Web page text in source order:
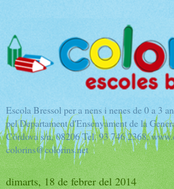
Escola Bressol per a nens i nenes de 0 a 3
pel Departament d'Ensenyament de la
Còrdova s/n, 08206 Tel. 93 746 2368,
colorins@colorins.net
dimarts, 18 de febrer del 2014